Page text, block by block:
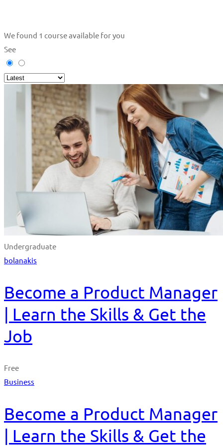
We found 1 course available for you
See
Undergraduate
bolanakis
Become a Product Manager
| Learn the Skills & Get the
Job
Free
Business
Become a Product Manager
| Learn the Skills & Get the